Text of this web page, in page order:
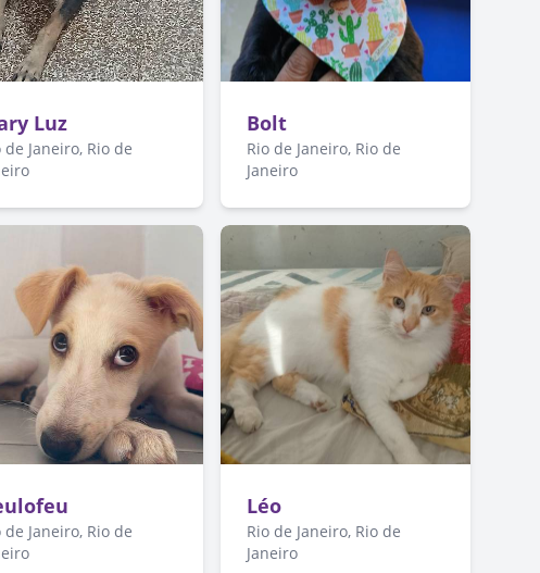
Luz
de Janeiro, Rio de
Bolt
Rio de Janeiro, Rio de
Janeiro
de Janeiro, Rio de
Léo
Rio de Janeiro, Rio de
Janeiro